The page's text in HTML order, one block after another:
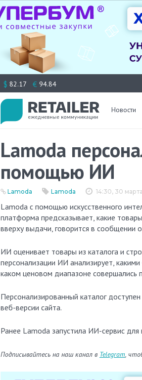
$ 82.17 € 94.84
Новости
Lamoda
помощью ИИ
14:30, 30
Lamoda Lamoda
Lamoda с помощью искусственного интеллекта (ИИ) персонализировала выдачу товаров из каталога:
платформа предсказывает, какие
вверху выдачи, говорится в сообщении
ИИ оценивает товары из каталога и
персонализации ИИ анализирует,
каком ценовом диапазоне совершались
Персонализированный каталог
веб-версии сайта.
Ранее Lamoda запустила ИИ-сервис
Подписывайтесь на наш канал в Telegram,